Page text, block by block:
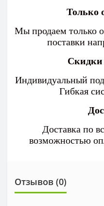
Только
Мы продаем только
поставки
Скидки
Индивидуальный
Гибкая
Доставка по
возможностью
Отзывов (0)